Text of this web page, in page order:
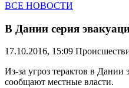
ВСЕ НОВОСТИ
В Дании серия
17.10.2016, 15:09
Из-за угроз терактов в Дании
сообщают местные власти.